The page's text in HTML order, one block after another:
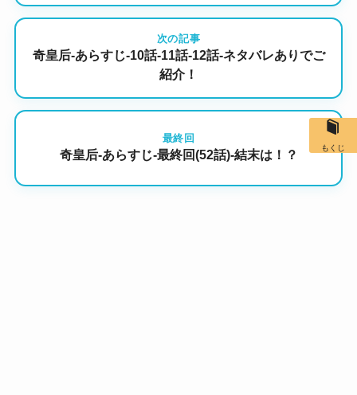
次の記事
奇皇后-あらすじ-10話-11話-12話-ネタバレありでご
紹介！
最終回
奇皇后-あらすじ-最終回(52話)-結末は！？
もくじ